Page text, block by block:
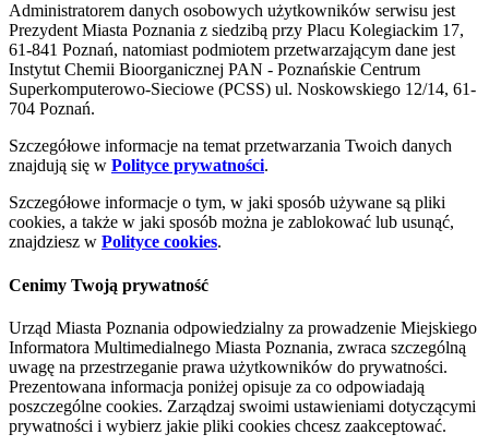
Administratorem danych osobowych użytkowników serwisu jest
Prezydent Miasta Poznania z siedzibą przy Placu Kolegiackim 17,
61-841 Poznań, natomiast podmiotem przetwarzającym dane jest
Instytut Chemii Bioorganicznej PAN - Poznańskie Centrum
Superkomputerowo-Sieciowe (PCSS) ul. Noskowskiego 12/14, 61-
704 Poznań.
Szczegółowe informacje na temat przetwarzania Twoich danych
znajdują się w Polityce prywatności.
Szczegółowe informacje o tym, w jaki sposób używane są pliki
cookies, a także w jaki sposób można je zablokować lub usunąć,
znajdziesz w Polityce cookies.
Cenimy Twoją prywatność
Urząd Miasta Poznania odpowiedzialny za prowadzenie Miejskiego
Informatora Multimedialnego Miasta Poznania, zwraca szczególną
uwagę na przestrzeganie prawa użytkowników do prywatności.
Prezentowana informacja poniżej opisuje za co odpowiadają
poszczególne cookies. Zarządzaj swoimi ustawieniami dotyczącymi
prywatności i wybierz jakie pliki cookies chcesz zaakceptować.